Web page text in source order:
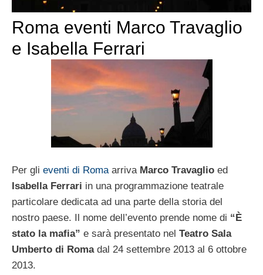
Roma eventi Marco Travaglio
e Isabella Ferrari
Per gli eventi di Romaarriva Marco Travaglio ed
Isabella Ferrari in una programmazione teatrale
particolare dedicata ad una parte della storia del
nostro paese. Il nome dell’evento prende nome di “È
stato la mafia” e sarà presentato nel Teatro Sala
Umberto di Romadal 24 settembre 2013 al 6 ottobre
2013.